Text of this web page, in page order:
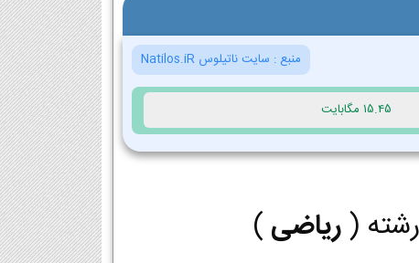
منبع : سایت ناتیلوس Natilos.iR
15.45 مگابایت
(ریاضی )